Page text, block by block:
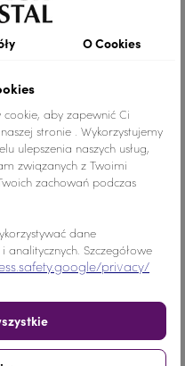
O Cookies
cookie, aby zapewnić Ci
stronie . Wykorzystujemy
ulepszenia naszych usług,
związanych z Twoimi
zachowań podczas
dane
Szczegółowe
privacy/